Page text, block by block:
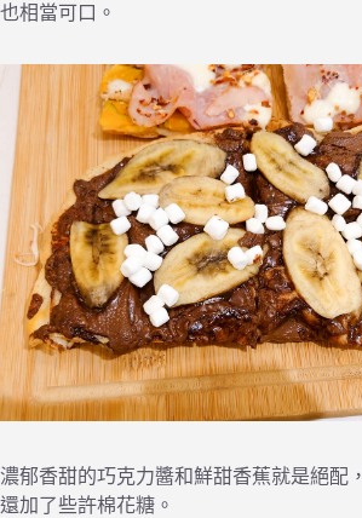
也相當可口。
濃郁香甜的巧克力醬和鮮甜香蕉就是絕配，
還加了些許棉花糖。